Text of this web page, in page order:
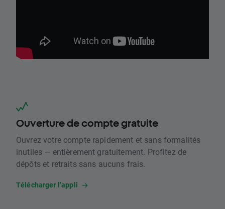
Ouverture de compte gratuite
Ouvrez votre compte rapidement et sans formalités
inutiles — entièrement gratuitement. Profitez de
dépôts et retraits sans aucuns frais.
Télécharger l’appli